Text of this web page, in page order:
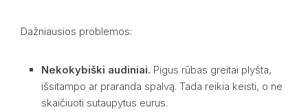
Dažniausios problemos:
Nekokybiški audiniai. Pigus rūbas greitai plyšta,
išsitampo ar praranda spalvą. Tada reikia keisti, o ne
skaičiuoti sutaupytus eurus.